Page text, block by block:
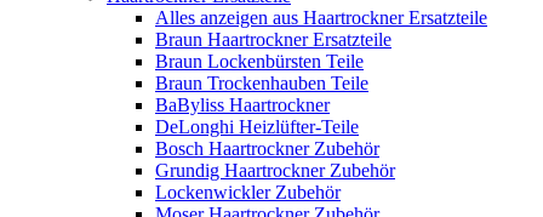
Alles anzeigen aus Haartrockner Ersatzteile
Braun Haartrockner Ersatzteile
Braun Lockenbürsten Teile
Braun Trockenhauben Teile
BaByliss Haartrockner
DeLonghi Heizlüfter-Teile
Bosch Haartrockner Zubehör
Grundig Haartrockner Zubehör
Lockenwickler Zubehör